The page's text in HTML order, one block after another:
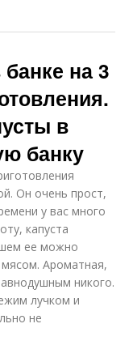
на 3
в
банку
Он очень прост,
у вас много
капуста
ее можно
мясом. Ароматная,
никого.
лучком и
не